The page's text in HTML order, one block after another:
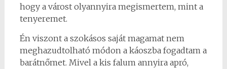
hogy a várost olyannyira megismertem, mint a
tenyeremet.
Én viszont a szokásos saját magamat nem
meghazudtolható módon a káoszba fogadtam a
barátnőmet. Mivel a kis falum annyira apró,